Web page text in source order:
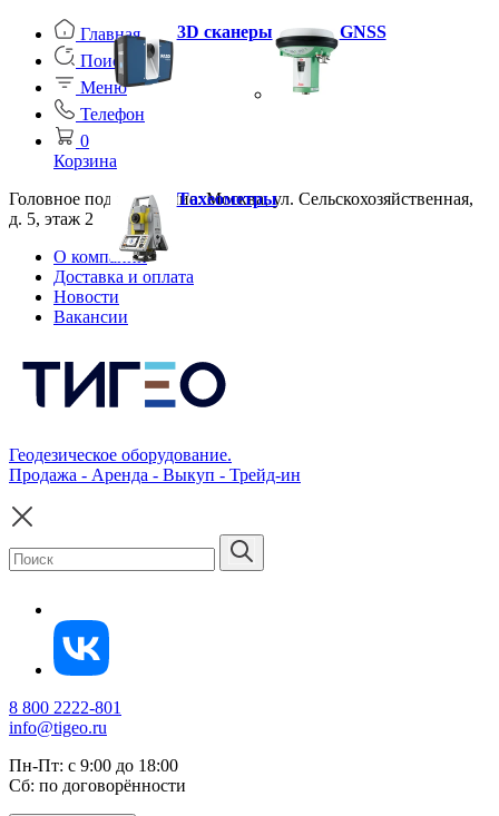
Главная
Поиск
Меню
Телефон
0
Корзина
Головное подразделение: Москва, ул. Сельскохозяйственная,
д. 5, этаж 2
О компании
Доставка и оплата
Новости
Вакансии
Геодезическое оборудование.
Продажа - Аренда - Выкуп - Трейд-ин
8 800 2222-801
info@tigeo.ru
Пн-Пт: с 9:00 до 18:00
Сб: по договорённости
3D сканеры GNSS
Тахеометры